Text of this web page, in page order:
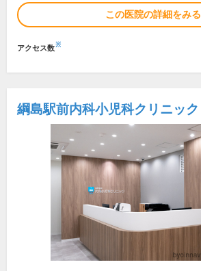
この医院の詳細をみる
アクセス数※
綱島駅前内科小児科クリニック